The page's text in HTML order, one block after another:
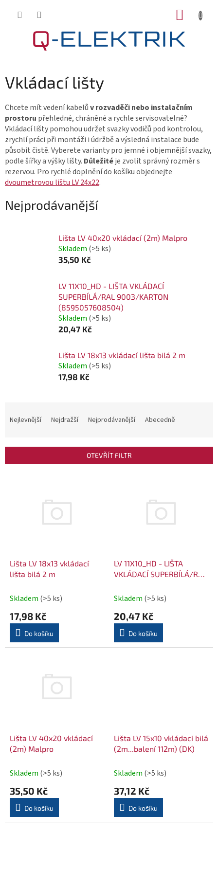
Vkládací lišty
Chcete mít vedení kabelův rozvaděči nebo instalačním
prostoru přehledné, chráněné a rychle servisovatelné?
Vkládací lišty pomohou udržet svazky vodičů pod kontrolou,
zrychlí práci při montáži i údržbě a výsledná instalace bude
působit čistě. Vyberete varianty pro jemné i objemnější svazky,
podle šířky a výšky lišty. Důležitéje zvolit správný rozměr s
rezervou. Pro rychlé doplnění do košíku objednejte
dvoumetrovou lištu LV 24x22.
Nejprodávanější
Lišta LV 40x20 vkládací (2m) Malpro
Skladem (>5 ks)
35,50 Kč
LV 11X10_HD - LIŠTA VKLÁDACÍ
SUPERBÍLÁ/RAL 9003/KARTON
(8595057608504)
Skladem (>5 ks)
20,47 Kč
Lišta LV 18x13 vkládací lišta bilá 2 m
Skladem (>5 ks)
17,98 Kč
a
e
n
k
Nejlevnější Nejdražší Nejprodávanější Abecedně
OTEVŘÍT FILTR
o
u
k
ů
Lišta LV 18x13 vkládací
lišta bilá 2 m
Skladem (>5 ks)
17,98 Kč
Do košíku
LV 11X10_HD - LIŠTA
VKLÁDACÍ SUPERBÍLÁ/RAL
(8595057608504)
Skladem (>5 ks)
20,47 Kč
Do košíku
Lišta LV 40x20 vkládací
(2m) Malpro
Skladem (>5 ks)
35,50 Kč
Do košíku
Lišta LV 15x10 vkládací bilá
(2m...balení 112m) (DK)
Skladem (>5 ks)
37,12 Kč
Do košíku